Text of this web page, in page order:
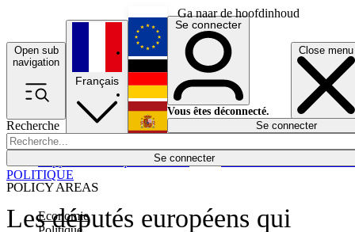
Ga naar de hoofdinhoud
Open sub
navigation
Close menu
Recherche
Se connecter
POLICY AREAS
Economie
Économie
Français
English
Deutsch
Español
Se connecter
Vous êtes déconnecté.
Se connecter
Les députés européens qui
POLITIQUE